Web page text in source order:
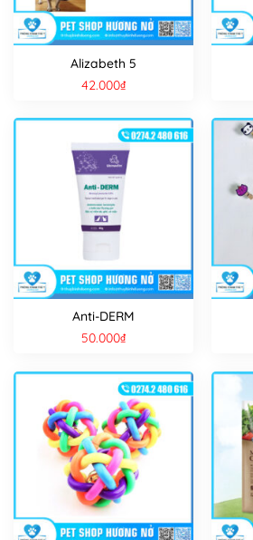
Alizabeth 5
42.000₫
Anti-DERM
50.000₫